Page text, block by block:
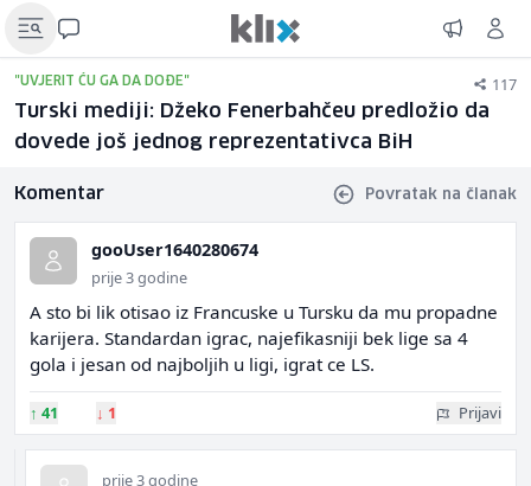
"UVJERIT ĆU GA DA DOĐE" 117
Turski mediji: Džeko Fenerbahčeu predložio da
dovede još jednog reprezentativca BiH
Komentar Povratak na članak
gooUser1640280674
prije 3 godine
A sto bi lik otisao iz Francuske u Tursku da mu propadne
karijera. Standardan igrac, najefikasniji bek lige sa 4
gola i jesan od najboljih u ligi, igrat ce LS.
↑ 41 ↓ 1 Prijavi
prije 3 godine